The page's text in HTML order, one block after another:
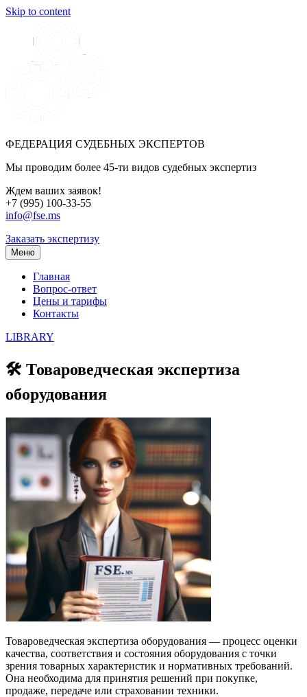
Skip to content
ФЕДЕРАЦИЯ СУДЕБНЫХ ЭКСПЕРТОВ
Мы проводим более 45-ти видов судебных экспертиз
Ждем ваших заявок!
+7 (995) 100-33-55
info@fse.ms
Заказать экспертизу
Меню
Главная
Вопрос-ответ
Цены и тарифы
Контакты
LIBRARY
🛠️ Товароведческая экспертиза
оборудования
Товароведческая экспертиза оборудования — процесс оценки
качества, соответствия и состояния оборудования с точки
зрения товарных характеристик и нормативных требований.
Она необходима для принятия решений при покупке,
продаже, передаче или страховании техники.